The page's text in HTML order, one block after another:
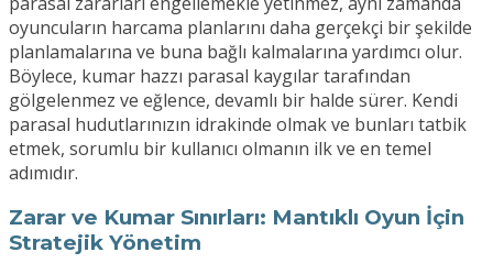
oyuncuların harcama planlarını daha gerçekçi bir şekilde
planlamalarına ve buna bağlı kalmalarına yardımcı olur.
Böylece, kumar hazzı parasal kaygılar tarafından
gölgelenmez ve eğlence, devamlı bir halde sürer. Kendi
parasal hudutlarınızın idrakinde olmak ve bunları tatbik
etmek, sorumlu bir kullanıcı olmanın ilk ve en temel
adımıdır.
Zarar ve Kumar Sınırları: Mantıklı Oyun İçin
Stratejik Yönetim